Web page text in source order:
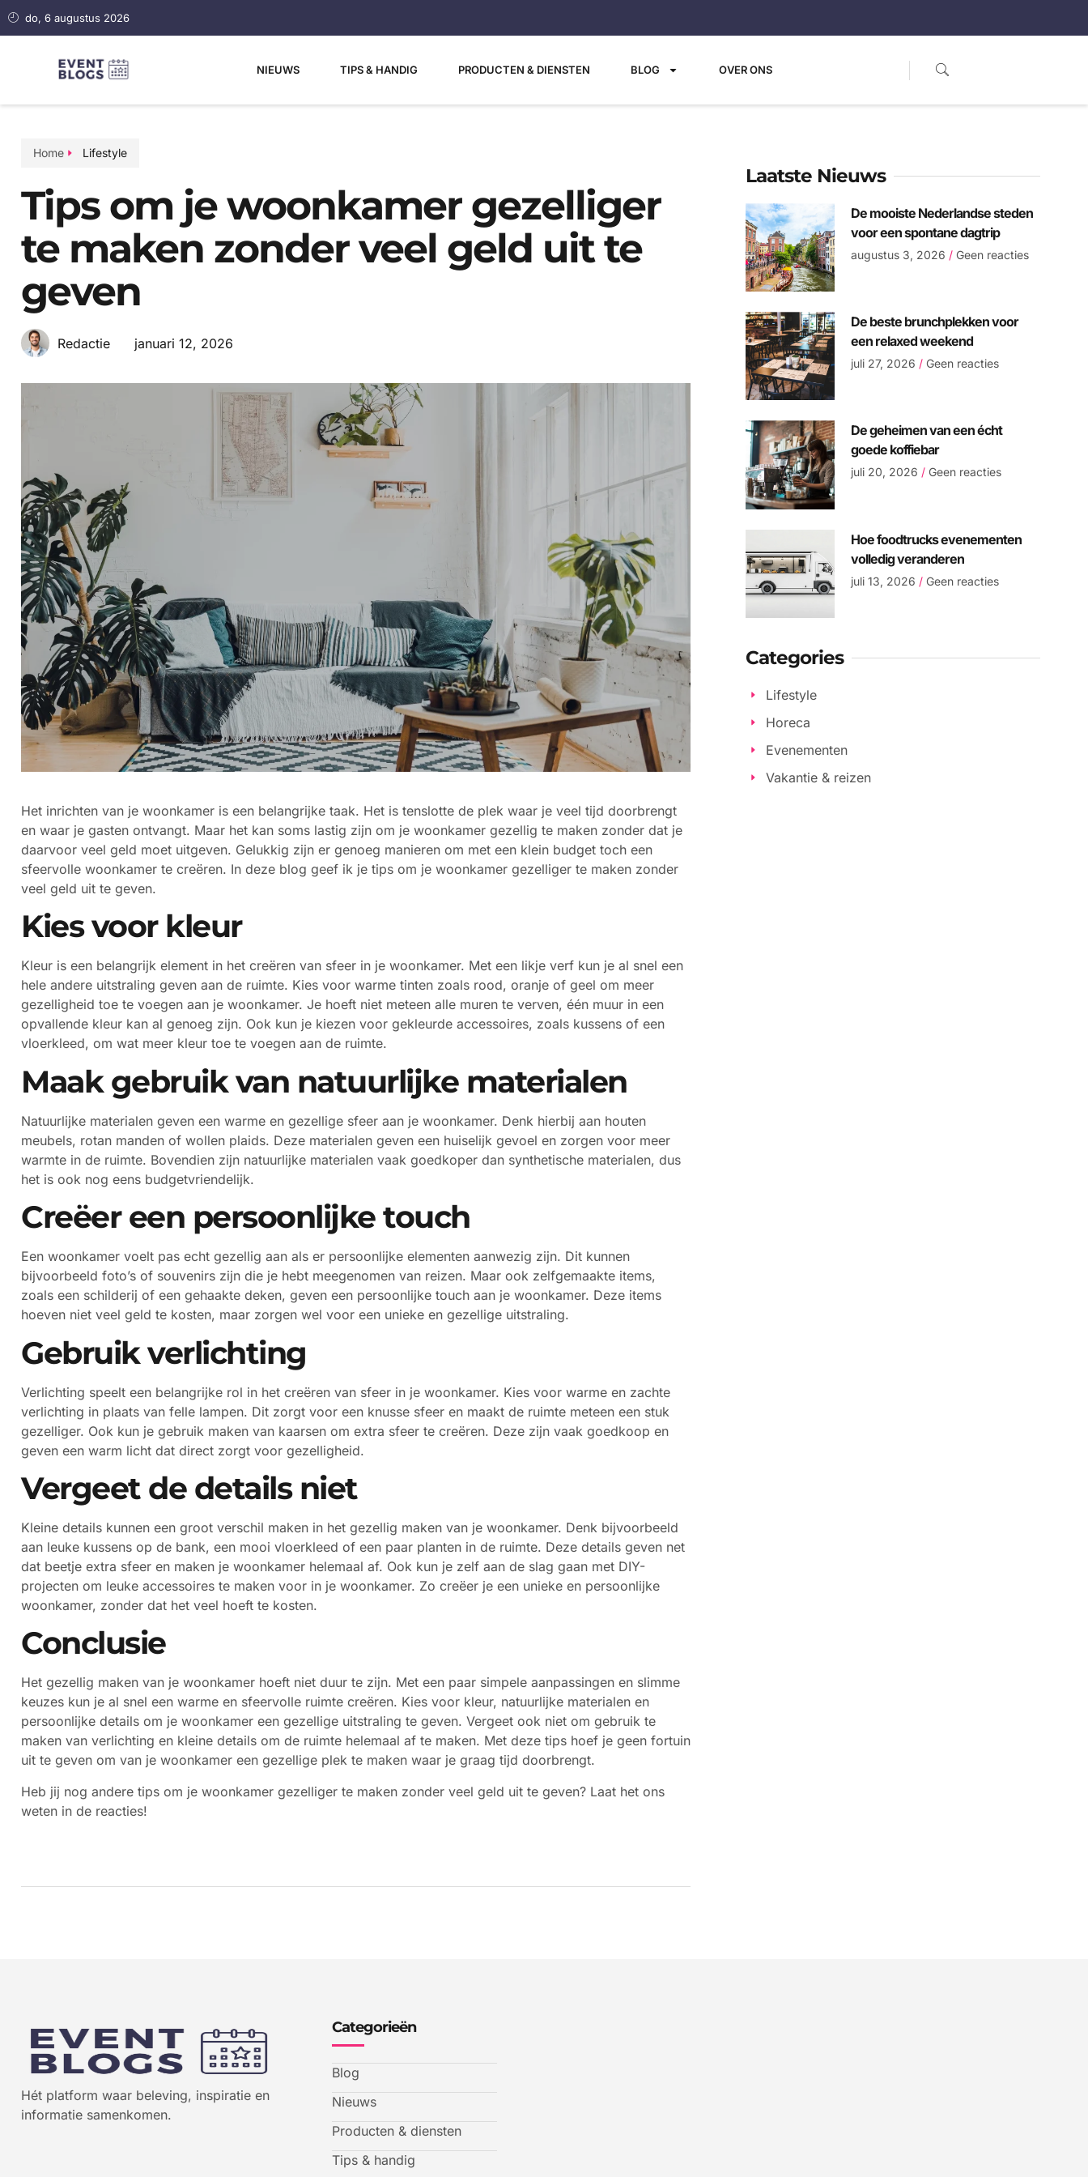
do, 6 augustus 2026
NIEUWS TIPS & HANDIG PRODUCTEN & DIENSTEN BLOG OVER ONS
Home Lifestyle
Tips om je woonkamer gezelliger
te maken zonder veel geld uit te
geven
Redactie januari 12, 2026
Het inrichten van je woonkamer is een belangrijke taak. Het is tenslotte de plek waar je veel tijd doorbrengt
en waar je gasten ontvangt. Maar het kan soms lastig zijn om je woonkamer gezellig te maken zonder dat je
daarvoor veel geld moet uitgeven. Gelukkig zijn er genoeg manieren om met een klein budget toch een
sfeervolle woonkamer te creëren. In deze blog geef ik je tips om je woonkamer gezelliger te maken zonder
veel geld uit te geven.
Kies voor kleur
Kleur is een belangrijk element in het creëren van sfeer in je woonkamer. Met een likje verf kun je al snel een
hele andere uitstraling geven aan de ruimte. Kies voor warme tinten zoals rood, oranje of geel om meer
gezelligheid toe te voegen aan je woonkamer. Je hoeft niet meteen alle muren te verven, één muur in een
opvallende kleur kan al genoeg zijn. Ook kun je kiezen voor gekleurde accessoires, zoals kussens of een
vloerkleed, om wat meer kleur toe te voegen aan de ruimte.
Maak gebruik van natuurlijke materialen
Natuurlijke materialen geven een warme en gezellige sfeer aan je woonkamer. Denk hierbij aan houten
meubels, rotan manden of wollen plaids. Deze materialen geven een huiselijk gevoel en zorgen voor meer
warmte in de ruimte. Bovendien zijn natuurlijke materialen vaak goedkoper dan synthetische materialen, dus
het is ook nog eens budgetvriendelijk.
Creëer een persoonlijke touch
Een woonkamer voelt pas echt gezellig aan als er persoonlijke elementen aanwezig zijn. Dit kunnen
bijvoorbeeld foto’s of souvenirs zijn die je hebt meegenomen van reizen. Maar ook zelfgemaakte items,
zoals een schilderij of een gehaakte deken, geven een persoonlijke touch aan je woonkamer. Deze items
hoeven niet veel geld te kosten, maar zorgen wel voor een unieke en gezellige uitstraling.
Gebruik verlichting
Verlichting speelt een belangrijke rol in het creëren van sfeer in je woonkamer. Kies voor warme en zachte
verlichting in plaats van felle lampen. Dit zorgt voor een knusse sfeer en maakt de ruimte meteen een stuk
gezelliger. Ook kun je gebruik maken van kaarsen om extra sfeer te creëren. Deze zijn vaak goedkoop en
geven een warm licht dat direct zorgt voor gezelligheid.
Vergeet de details niet
Kleine details kunnen een groot verschil maken in het gezellig maken van je woonkamer. Denk bijvoorbeeld
aan leuke kussens op de bank, een mooi vloerkleed of een paar planten in de ruimte. Deze details geven net
dat beetje extra sfeer en maken je woonkamer helemaal af. Ook kun je zelf aan de slag gaan met DIY-
projecten om leuke accessoires te maken voor in je woonkamer. Zo creëer je een unieke en persoonlijke
woonkamer, zonder dat het veel hoeft te kosten.
Conclusie
Het gezellig maken van je woonkamer hoeft niet duur te zijn. Met een paar simpele aanpassingen en slimme
keuzes kun je al snel een warme en sfeervolle ruimte creëren. Kies voor kleur, natuurlijke materialen en
persoonlijke details om je woonkamer een gezellige uitstraling te geven. Vergeet ook niet om gebruik te
maken van verlichting en kleine details om de ruimte helemaal af te maken. Met deze tips hoef je geen fortuin
uit te geven om van je woonkamer een gezellige plek te maken waar je graag tijd doorbrengt.
Heb jij nog andere tips om je woonkamer gezelliger te maken zonder veel geld uit te geven? Laat het ons
weten in de reacties!
Laatste Nieuws
De mooiste Nederlandse steden
voor een spontane dagtrip
augustus 3, 2026 Geen reacties
De beste brunchplekken voor
een relaxed weekend
juli 27, 2026 Geen reacties
De geheimen van een écht
goede koffiebar
juli 20, 2026 Geen reacties
Hoe foodtrucks evenementen
volledig veranderen
juli 13, 2026 Geen reacties
Categories
Lifestyle
Horeca
Evenementen
Vakantie & reizen
Hét platform waar beleving, inspiratie en
informatie samenkomen.
Categorieën
Blog
Nieuws
Producten & diensten
Tips & handig